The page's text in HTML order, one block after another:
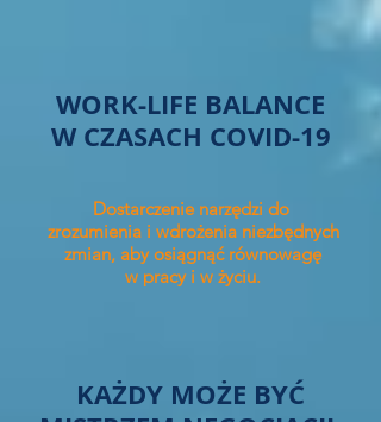
WORK-LIFE BALANCE
W CZASACH COVID-19
Dostarczenie narzędzi do
zrozumienia i wdrożenia niezbędnych
zmian, aby osiągnąć równowagę
w pracy i w życiu.
KAŻDY MOŻE BYĆ